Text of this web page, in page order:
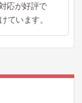
応が好評で
ています。